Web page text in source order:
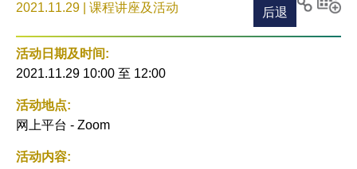
2021.11.29 | 课程讲座及活动 后退
活动日期及时间:
2021.11.29 10:00 至 12:00
活动地点:
网上平台 - Zoom
活动内容: